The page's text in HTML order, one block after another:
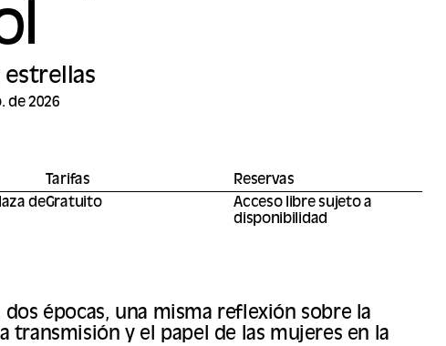
estrellas
de 2026
de
Tarifas
Gratuito
Reservas
Acceso libre sujeto a
disponibilidad
dos épocas, una misma reflexión sobre la
transmisión y el papel de las mujeres en la